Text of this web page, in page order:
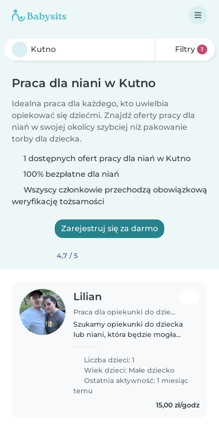
Filtry 1
Praca dla niani w Kutno
Idealna praca dla każdego, kto uwielbia
opiekować się dziećmi. Znajdź oferty pracy dla
niań w swojej okolicy szybciej niż pakowanie
torby dla dziecka.
1 dostępnych ofert pracy dla niań w Kutno
100% bezpłatne dla niań
Wszyscy członkowie przechodzą obowiązkową
weryfikację tożsamości
Zarejestruj się za darmo
4,7 / 5
Lilian
Praca dla opiekunki do dziecka w Kutno
Szukamy opiekunki do dziecka
lub niani, która będzie mogła
energicznym i ciekawym
światem maluchem w naszym
domu. Nasz syn (w wieku
przedszkolnym) uwielbia bawić..
Liczba dzieci: 1
Wiek dzieci: Małe dziecko
Ostatnia aktywność: 1 miesiąc
temu
15,00 zł/godz